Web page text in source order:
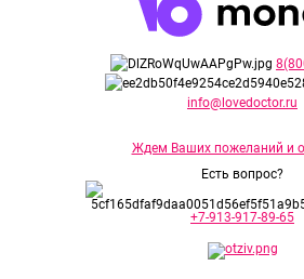
info@lovedoctor.ru
Ждем Ваших пожеланий и
Есть вопрос?
+7-913-917-89-65